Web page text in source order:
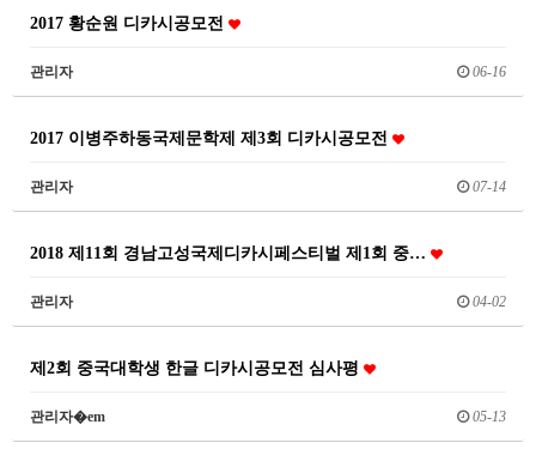
2017 황순원 디카시공모전
관리자 06-16
2017 이병주하동국제문학제 제3회 디카시공모전
관리자 07-14
2018 제11회 경남고성국제디카시페스티벌 제1회 중…
관리자 04-02
제2회 중국대학생 한글 디카시공모전 심사평
관리자�em 05-13